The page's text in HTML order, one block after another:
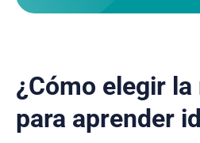
¿Cómo elegir
para aprender